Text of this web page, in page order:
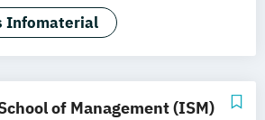
& Leadership
Infomaterial
of Management (ISM)